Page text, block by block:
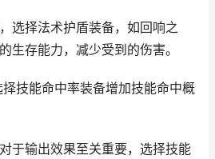
选择法术护盾装备，如回响之
生存能力，减少受到的伤害。
技能命中率装备增加技能命中概
于输出效果至关重要，选择技能